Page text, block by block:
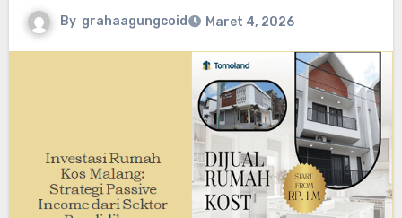
By grahaagungcoid Maret 4, 2026